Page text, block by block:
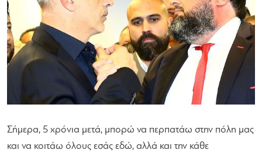
Σήμερα, 5 χρόνια μετά, μπορώ να περπατάω στην πόλη μας
και να κοιτάω όλους εσάς εδώ, αλλά και την κάθε